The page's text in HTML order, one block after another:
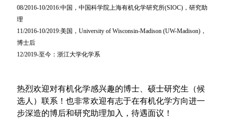
08/2016-10/2016:中国，中国科学院上海有机化学研究所(SIOC)，研究助
理
11/2016-10/2019:美国， University of Wisconsin-Madison (UW-Madison)，
博士后
12/2019-至今：浙江大学化学系
热烈欢迎对有机化学感兴趣的博士、硕士研究生（候
选人）联系！也非常欢迎有志于在有机化学方向进一
步深造的博后和研究助理加入，待遇面议！